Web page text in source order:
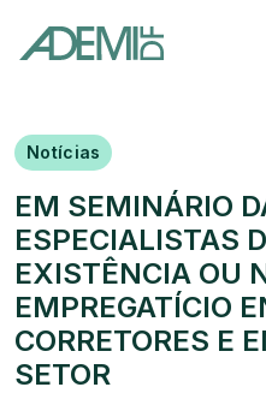
Notícias
EM SEMINÁRIO
ESPECIALISTAS
EXISTÊNCIA OU
EMPREGATÍCIO
CORRETORES E
SETOR